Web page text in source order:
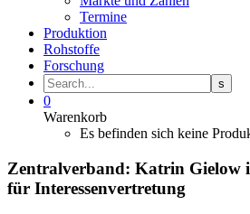
Termine
Produktion
Rohstoffe
Forschung
0
Warenkorb
Es befinden sich keine
Zentralverband: Katrin Gielow
für Interessenvertretung